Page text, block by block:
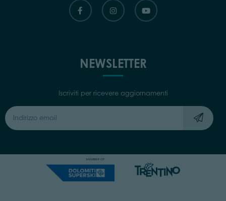
NEWSLETTER
Iscriviti per ricevere aggiornamenti